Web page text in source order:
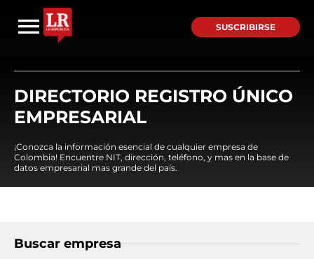
SUSCRIBIRSE
DIRECTORIO REGISTRO ÚNICO
EMPRESARIAL
¡Conozca la información esencial de cualquier empresa de
Colombia! Encuentre NIT, dirección, teléfono, y mas en la base de
datos empresarial mas grande del país.
Buscar empresa